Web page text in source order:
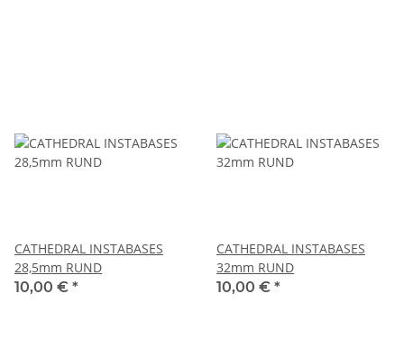
CATHEDRAL INSTABASES
28,5mm RUND
10,00 € *
CATHEDRAL INSTABASES
32mm RUND
10,00 € *